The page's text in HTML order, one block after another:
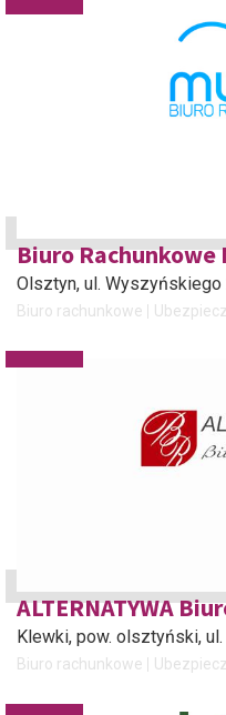
Biuro Rachunkowe
Olsztyn, ul. Wyszyńskiego
Biuro rachunkowe
ALTERNATYWA
Klewki, pow. olsztyński,
Biuro rachunkowe